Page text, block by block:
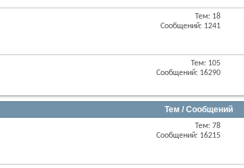
Тем: 18
Сообщений: 1241
Тем: 105
Сообщений: 16290
Тем / Сообщений
Тем: 78
Сообщений: 16215